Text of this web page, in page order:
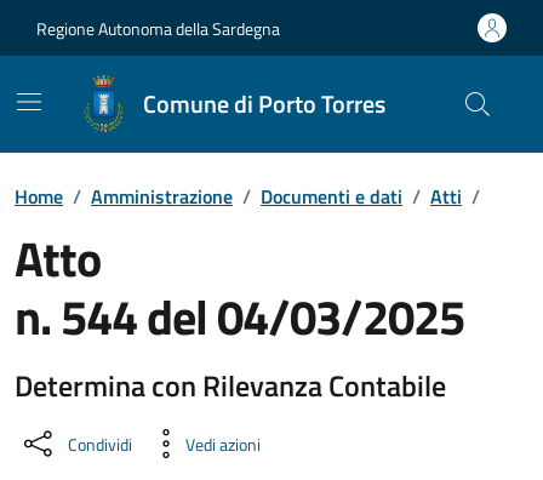
Regione Autonoma della Sardegna
Comune di Porto Torres
Home / Amministrazione / Documenti e dati / Atti /
Atto
n. 544 del 04/03/2025
Determina con Rilevanza Contabile
Dettaglio del documento
Condividi Vedi azioni